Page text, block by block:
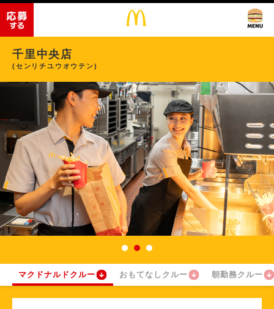
千里中央店
(センリチユウオウテン)
マクドナルドクルー おもてなしクルー 朝勤務クルー